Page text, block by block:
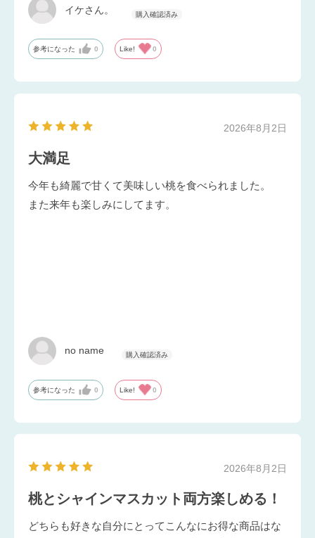
イケさん。
参考になった 0 Like! 0
2026年8月2日
大満足
今年も綺麗で甘くて美味しい桃を食べられました。
また来年も楽しみにしてます。
no name
参考になった 0 Like! 0
2026年8月2日
桃とシャインマスカット両方楽しめる！
どちらも好きな自分にとってこんなにお得な商品はな